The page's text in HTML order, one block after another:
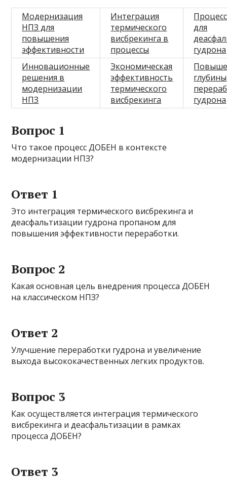
Модернизация
НПЗ для
повышения
эффективности
Интеграция
термического
висбрекинга в
процессы
для
гудрона
Инновационные
решения в
модернизации
НПЗ
Экономическая
эффективность
термического
висбрекинга
глубины
гудрона
Вопрос 1
Что такое процесс ДОБЕН в контексте
модернизации НПЗ?
Ответ 1
Это интеграция термического висбрекинга и
деасфальтизации гудрона пропаном для
повышения эффективности переработки.
Вопрос 2
Какая основная цель внедрения процесса ДОБЕН
на классическом НПЗ?
Ответ 2
Улучшение переработки гудрона и увеличение
выхода высококачественных легких продуктов.
Вопрос 3
Как осуществляется интеграция термического
висбрекинга и деасфальтизации в рамках
процесса ДОБЕН?
Ответ 3